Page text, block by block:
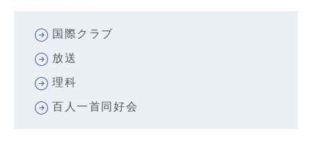
国際クラブ
放送
理科
百人一首同好会